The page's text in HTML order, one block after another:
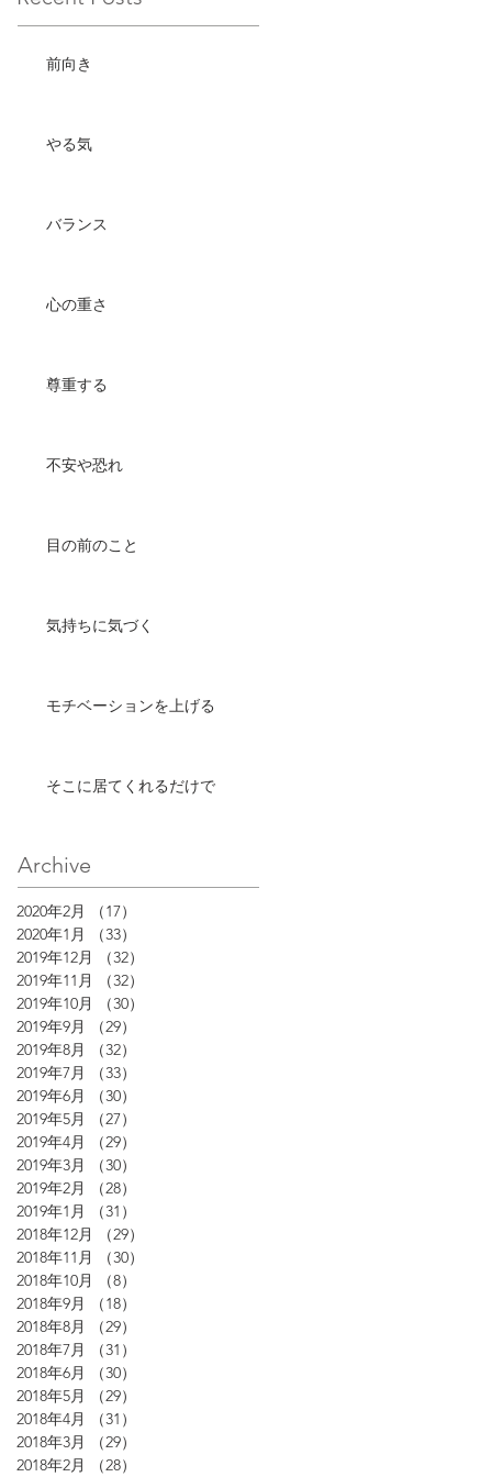
前向き
やる気
バランス
心の重さ
尊重する
不安や恐れ
目の前のこと
気持ちに気づく
モチベーションを上げる
そこに居てくれるだけで
Archive
2020年2月 （17）
2020年1月
（33）
2019年12月
（32）
2019年11月
（32）
2019年10月
（30）
2019年9月
（29）
2019年8月
（32）
2019年7月
（33）
2019年6月
（30）
2019年5月
（27）
2019年4月
（29）
2019年3月
（30）
2019年2月
（28）
2019年1月
（31）
2018年12月
（29）
2018年11月
（30）
2018年10月
（8）
2018年9月
（18）
2018年8月
（29）
2018年7月
（31）
2018年6月
（30）
2018年5月
（29）
2018年4月
（31）
2018年3月
（29）
2018年2月
（28）